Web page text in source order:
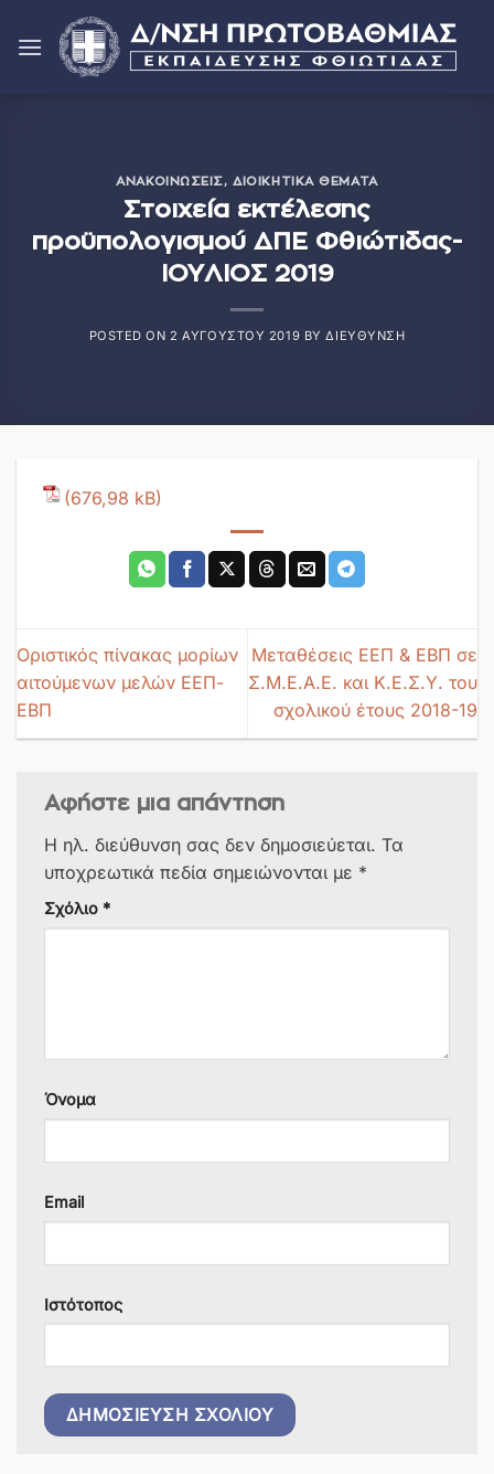
Μετάβαση
στο
περιεχόμενο
ΑΝΑΚΟΙΝΏΣΕΙΣ,ΔΙΟΙΚΗΤΙΚΆ ΘΈΜΑΤΑ
Στοιχεία εκτέλεσης
προϋπολογισμού ΔΠΕ Φθιώτιδας-
ΙΟΥΛΙΟΣ 2019
POSTED ON 2 ΑΥΓΟΎΣΤΟΥ 2019 BYΔΙΕΎΘΥΝΣΗ
Οριστικός πίνακας μορίων
αιτούμενων μελών ΕΕΠ-
ΕΒΠ
Μεταθέσεις ΕΕΠ & ΕΒΠ σε
Σ.Μ.Ε.Α.Ε. και Κ.Ε.Σ.Υ. του
σχολικού έτους 2018-19
Αφήστε μια απάντηση
Η ηλ. διεύθυνση σας δεν δημοσιεύεται. Τα
υποχρεωτικά πεδία σημειώνονται με *
Σχόλιο *
Όνομα
Email
Ιστότοπος